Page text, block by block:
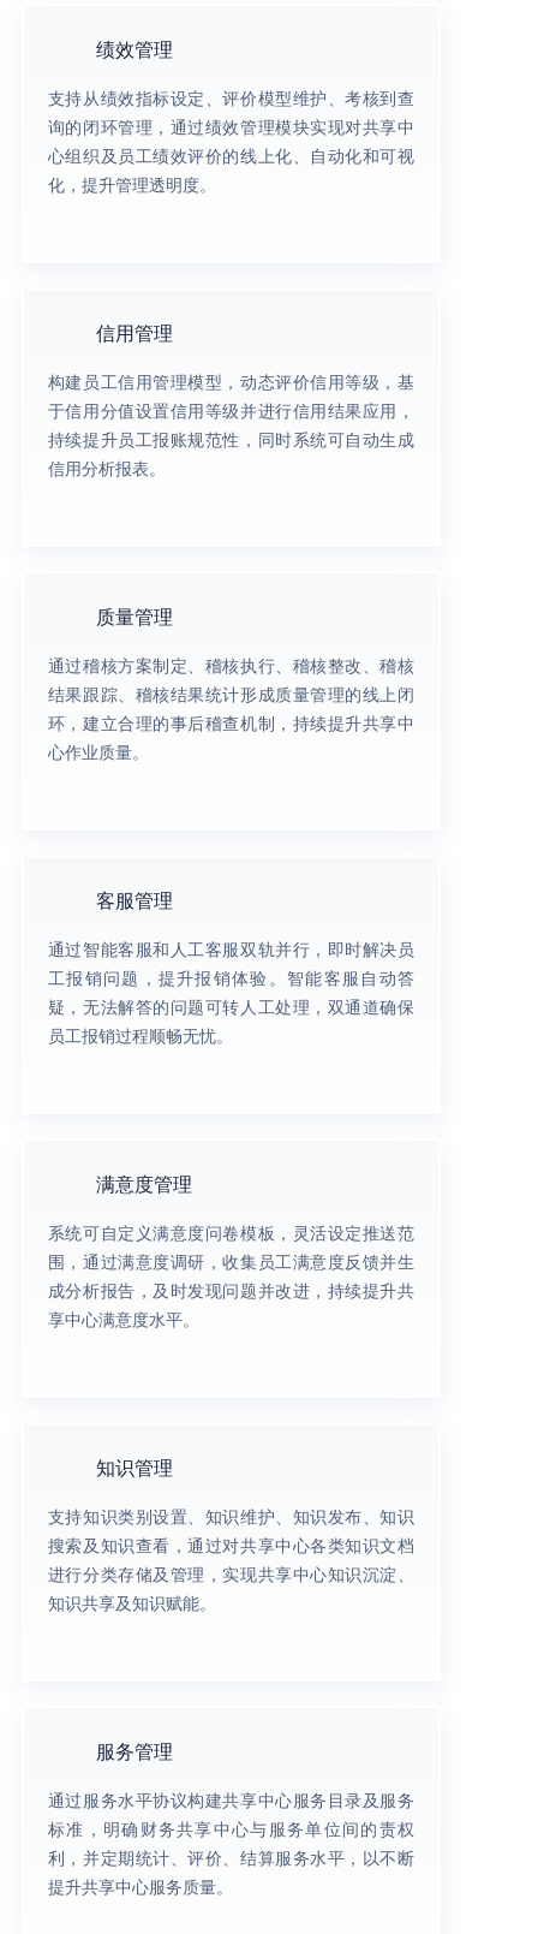
绩效管理
支持从绩效指标设定、评价模型维护、考核到查
询的闭环管理，通过绩效管理模块实现对共享中
心组织及员工绩效评价的线上化、自动化和可视
化，提升管理透明度。
信用管理
构建员工信用管理模型，动态评价信用等级，基
于信用分值设置信用等级并进行信用结果应用，
持续提升员工报账规范性，同时系统可自动生成
信用分析报表。
质量管理
通过稽核方案制定、稽核执行、稽核整改、稽核
结果跟踪、稽核结果统计形成质量管理的线上闭
环，建立合理的事后稽查机制，持续提升共享中
心作业质量。
客服管理
通过智能客服和人工客服双轨并行，即时解决员
工报销问题，提升报销体验。智能客服自动答
疑，无法解答的问题可转人工处理，双通道确保
员工报销过程顺畅无忧。
满意度管理
系统可自定义满意度问卷模板，灵活设定推送范
围，通过满意度调研，收集员工满意度反馈并生
成分析报告，及时发现问题并改进，持续提升共
享中心满意度水平。
知识管理
支持知识类别设置、知识维护、知识发布、知识
搜索及知识查看，通过对共享中心各类知识文档
进行分类存储及管理，实现共享中心知识沉淀、
知识共享及知识赋能。
服务管理
通过服务水平协议构建共享中心服务目录及服务
标准，明确财务共享中心与服务单位间的责权
利，并定期统计、评价、结算服务水平，以不断
提升共享中心服务质量。